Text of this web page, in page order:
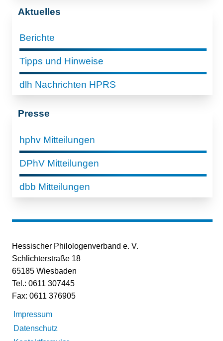
Aktuelles
Berichte
Tipps und Hinweise
dlh Nachrichten HPRS
Presse
hphv Mitteilungen
DPhV Mitteilungen
dbb Mitteilungen
Hessischer Philologenverband e. V.
Schlichterstraße 18
65185 Wiesbaden
Tel.: 0611 307445
Fax: 0611 376905
Impressum
Datenschutz